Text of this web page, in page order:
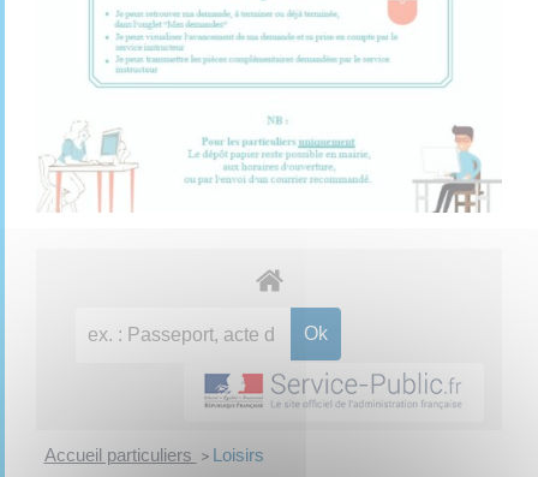
Accueil particuliers > Loisirs